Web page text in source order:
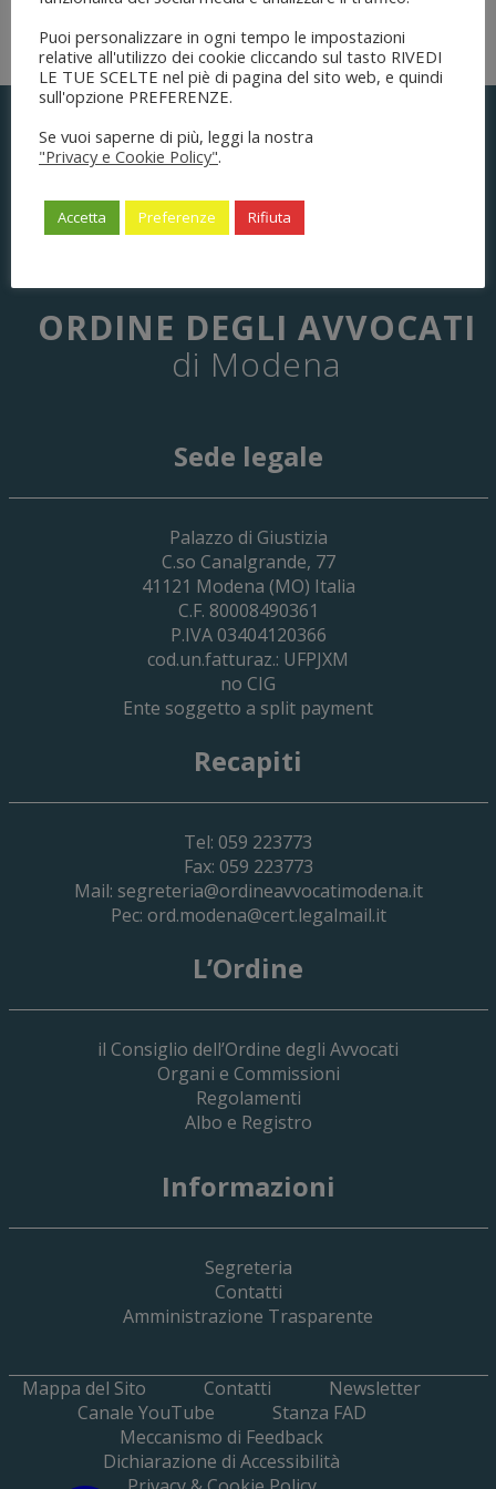
Progetto Corso.
ORDINE DEGLI AVVOCATI
di Modena
Sede legale
Palazzo di Giustizia
C.so Canalgrande, 77
41121 Modena (MO) Italia
C.F. 80008490361
P.IVA 03404120366
cod.un.fatturaz.: UFPJXM
no CIG
Ente soggetto a split payment
Recapiti
Tel: 059 223773
Fax: 059 223773
Mail: segreteria@ordineavvocatimodena.it
Pec: ord.modena@cert.legalmail.it
L’Ordine
il Consiglio dell’Ordine degli Avvocati
Organi e Commissioni
Regolamenti
Albo e Registro
Informazioni
Segreteria
Contatti
Amministrazione Trasparente
Mappa del Sito Contatti
Newsletter
Canale YouTube
Stanza FAD
Meccanismo di Feedback
Dichiarazione di Accessibilità
Puoi personalizzare in ogni tempo le impostazioni
relative all'utilizzo dei cookie cliccando sul tasto RIVEDI
LE TUE SCELTE nel piè di pagina del sito web, e quindi
sull'opzione PREFERENZE.
Se vuoi saperne di più, leggi la nostra
"Privacy e Cookie Policy".
Accetta Preferenze Rifiuta